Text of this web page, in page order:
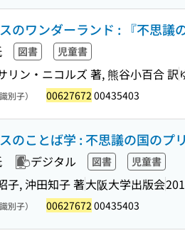
のワンダーランド : 『不思議
図書 児童書
リン・ニコルズ 著, 熊谷小百合 訳
別子） 00627672 00435403
のことば学 : 不思議の国のプ
デジタル 図書 児童書
子, 沖田知子 著大阪大学出版会
別子） 00627672 00435403